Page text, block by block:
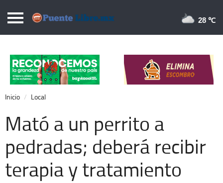
Puentelibre.mx
Local
Nacional
Opinión
Cronos
Economía
Espectáculos
28 ℃
Inicio Local
Mató a un perrito a
pedradas; deberá recibir
terapia y tratamiento